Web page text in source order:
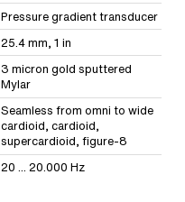
Pressure gradient transducer
25.4 mm, 1 in
3 micron gold sputtered
Mylar
Seamless from omni to wide
cardioid, cardioid,
supercardioid, figure-8
20 ... 20.000 Hz